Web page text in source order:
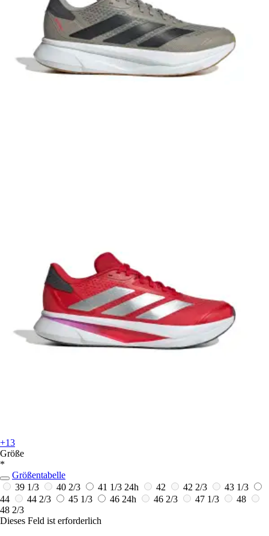
+13
Größe
*
Größentabelle
39 1/3
40 2/3 41 1/3 24h 42 42 2/3
43 1/3
44
44 2/3 45 1/3 46 24h 46 2/3 47 1/3
48
48 2/3
Dieses Feld ist erforderlich